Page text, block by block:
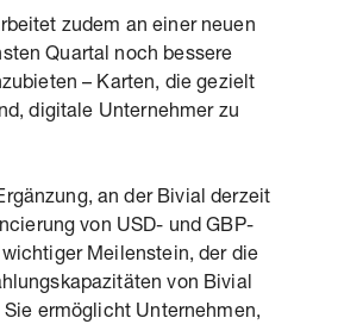
zudem an einer neuen
Quartal noch bessere
– Karten, die gezielt
digitale Unternehmer zu
an der Bivial derzeit
von USD- und GBP-
Meilenstein, der die
von Bivial
ermöglicht Unternehmen,